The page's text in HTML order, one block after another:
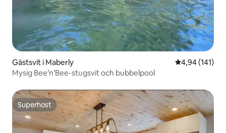
Gästsvit i Maberly 4,94 av 5 i
4,94 (141)
Mysig Bee’n’Bee-stugsvit och bubbelpool
Superhost
Superhost